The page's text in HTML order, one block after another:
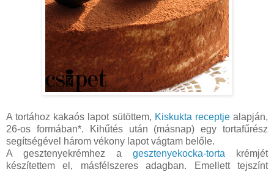
A tortához kakaós lapot sütöttem, Kiskukta receptjealapján,
26-os formában*. Kihűtés után (másnap) egy tortafűrész
segítségével három vékony lapot vágtam belőle.
A gesztenyekrémhez a gesztenyekocka-torta krémjét
készítettem el, másfélszeres adagban. Emellett tejszínt